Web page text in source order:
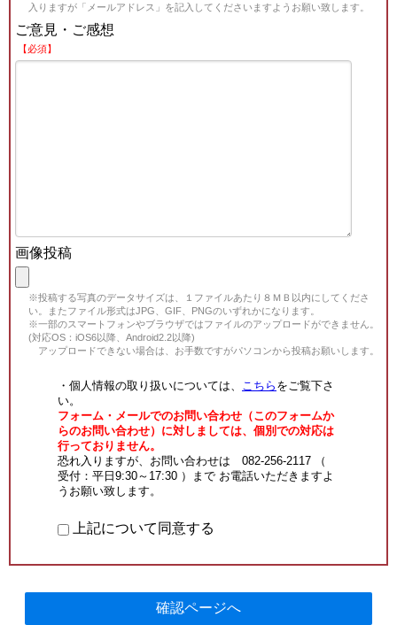
入りますが「メールアドレス」を記入してくださいますようお願い致します。
ご意見・ご感想
【必須】
画像投稿
※投稿する写真のデータサイズは、１ファイルあたり８ＭＢ以内にしてくださ
い。またファイル形式はJPG、GIF、PNGのいずれかになります。
※一部のスマートフォンやブラウザではファイルのアップロードができません。
(対応OS：iOS6以降、Android2.2以降)
アップロードできない場合は、お手数ですがパソコンから投稿お願いします。
・個人情報の取り扱いについては、 こちら をご覧下さ
い。
フォーム・メールでのお問い合わせ（このフォームか
らのお問い合わせ）に対しましては、個別での対応は
行っておりません。
恐れ入りますが、お問い合わせは 082-256-2117 （
受付：平日9:30～17:30 ）まで お電話いただきますよ
うお願い致します。
上記について同意する
確認ページへ